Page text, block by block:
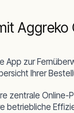
App zur
Ihrer
zentrale Online-
betriebliche